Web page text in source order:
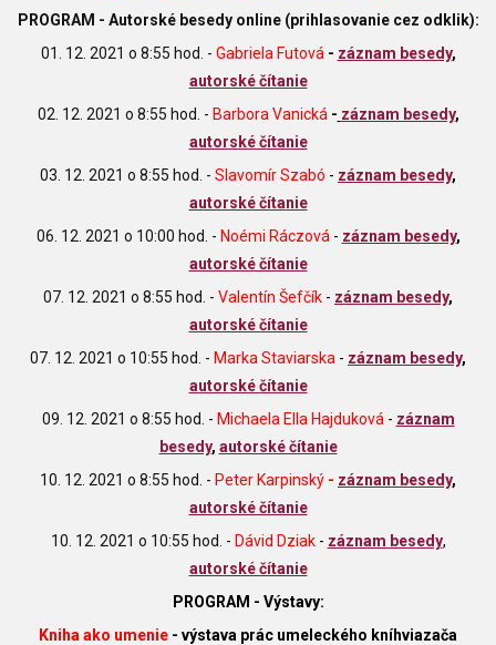
PROGRAM - Autorské besedy online (prihlasovanie cez odklik):
01. 12. 2021 o 8:55 hod. - Gabriela Futová - záznam besedy,
autorské čítanie
02. 12. 2021 o 8:55 hod. - Barbora Vanická - záznam besedy,
autorské čítanie
03. 12. 2021 o 8:55 hod. - Slavomír Szabó - záznam besedy,
autorské čítanie
06. 12. 2021 o 10:00 hod. - Noémi Ráczová - záznam besedy,
autorské čítanie
07. 12. 2021 o 8:55 hod. - Valentín Šefčík - záznam besedy,
autorské čítanie
07. 12. 2021 o 10:55 hod. - Marka Staviarska - záznam besedy,
autorské čítanie
09. 12. 2021 o 8:55 hod. - Michaela Ella Hajduková - záznam
besedy, autorské čítanie
10. 12. 2021 o 8:55 hod. - Peter Karpinský - záznam besedy,
autorské čítanie
10. 12. 2021 o 10:55 hod. - Dávid Dziak- záznam besedy,
autorské čítanie
PROGRAM - Výstavy:
Kniha ako umenie - výstava prác umeleckého kníhviazača